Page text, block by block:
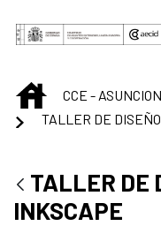
Saltar al contenido
INICIOCCE - ASUNCION
TALLER DE
TALLER DE
INKSCAPE